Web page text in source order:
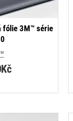
fólie 3M™ série